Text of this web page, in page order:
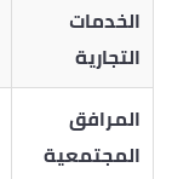
الخدمات
التجارية
المرافق
المجتمعية